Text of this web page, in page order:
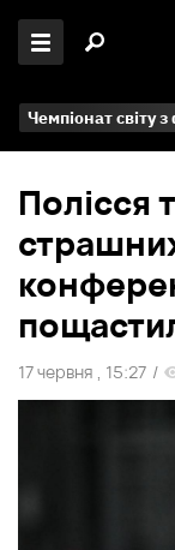
Чемпіонат світу
Полісся
17 червня , 15:27 /